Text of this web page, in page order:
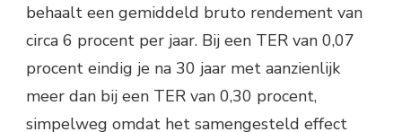
behaalt een gemiddeld bruto rendement van
circa 6 procent per jaar. Bij een TER van 0,07
procent eindig je na 30 jaar met aanzienlijk
meer dan bij een TER van 0,30 procent,
simpelweg omdat het samengesteld effect